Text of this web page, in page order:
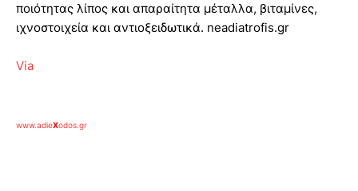
ποιότητας λίπος και απαραίτητα μέταλλα, βιταμίνες,
ιχνοστοιχεία και αντιοξειδωτικά. neadiatrofis.gr
Via
www.adieXodos.gr